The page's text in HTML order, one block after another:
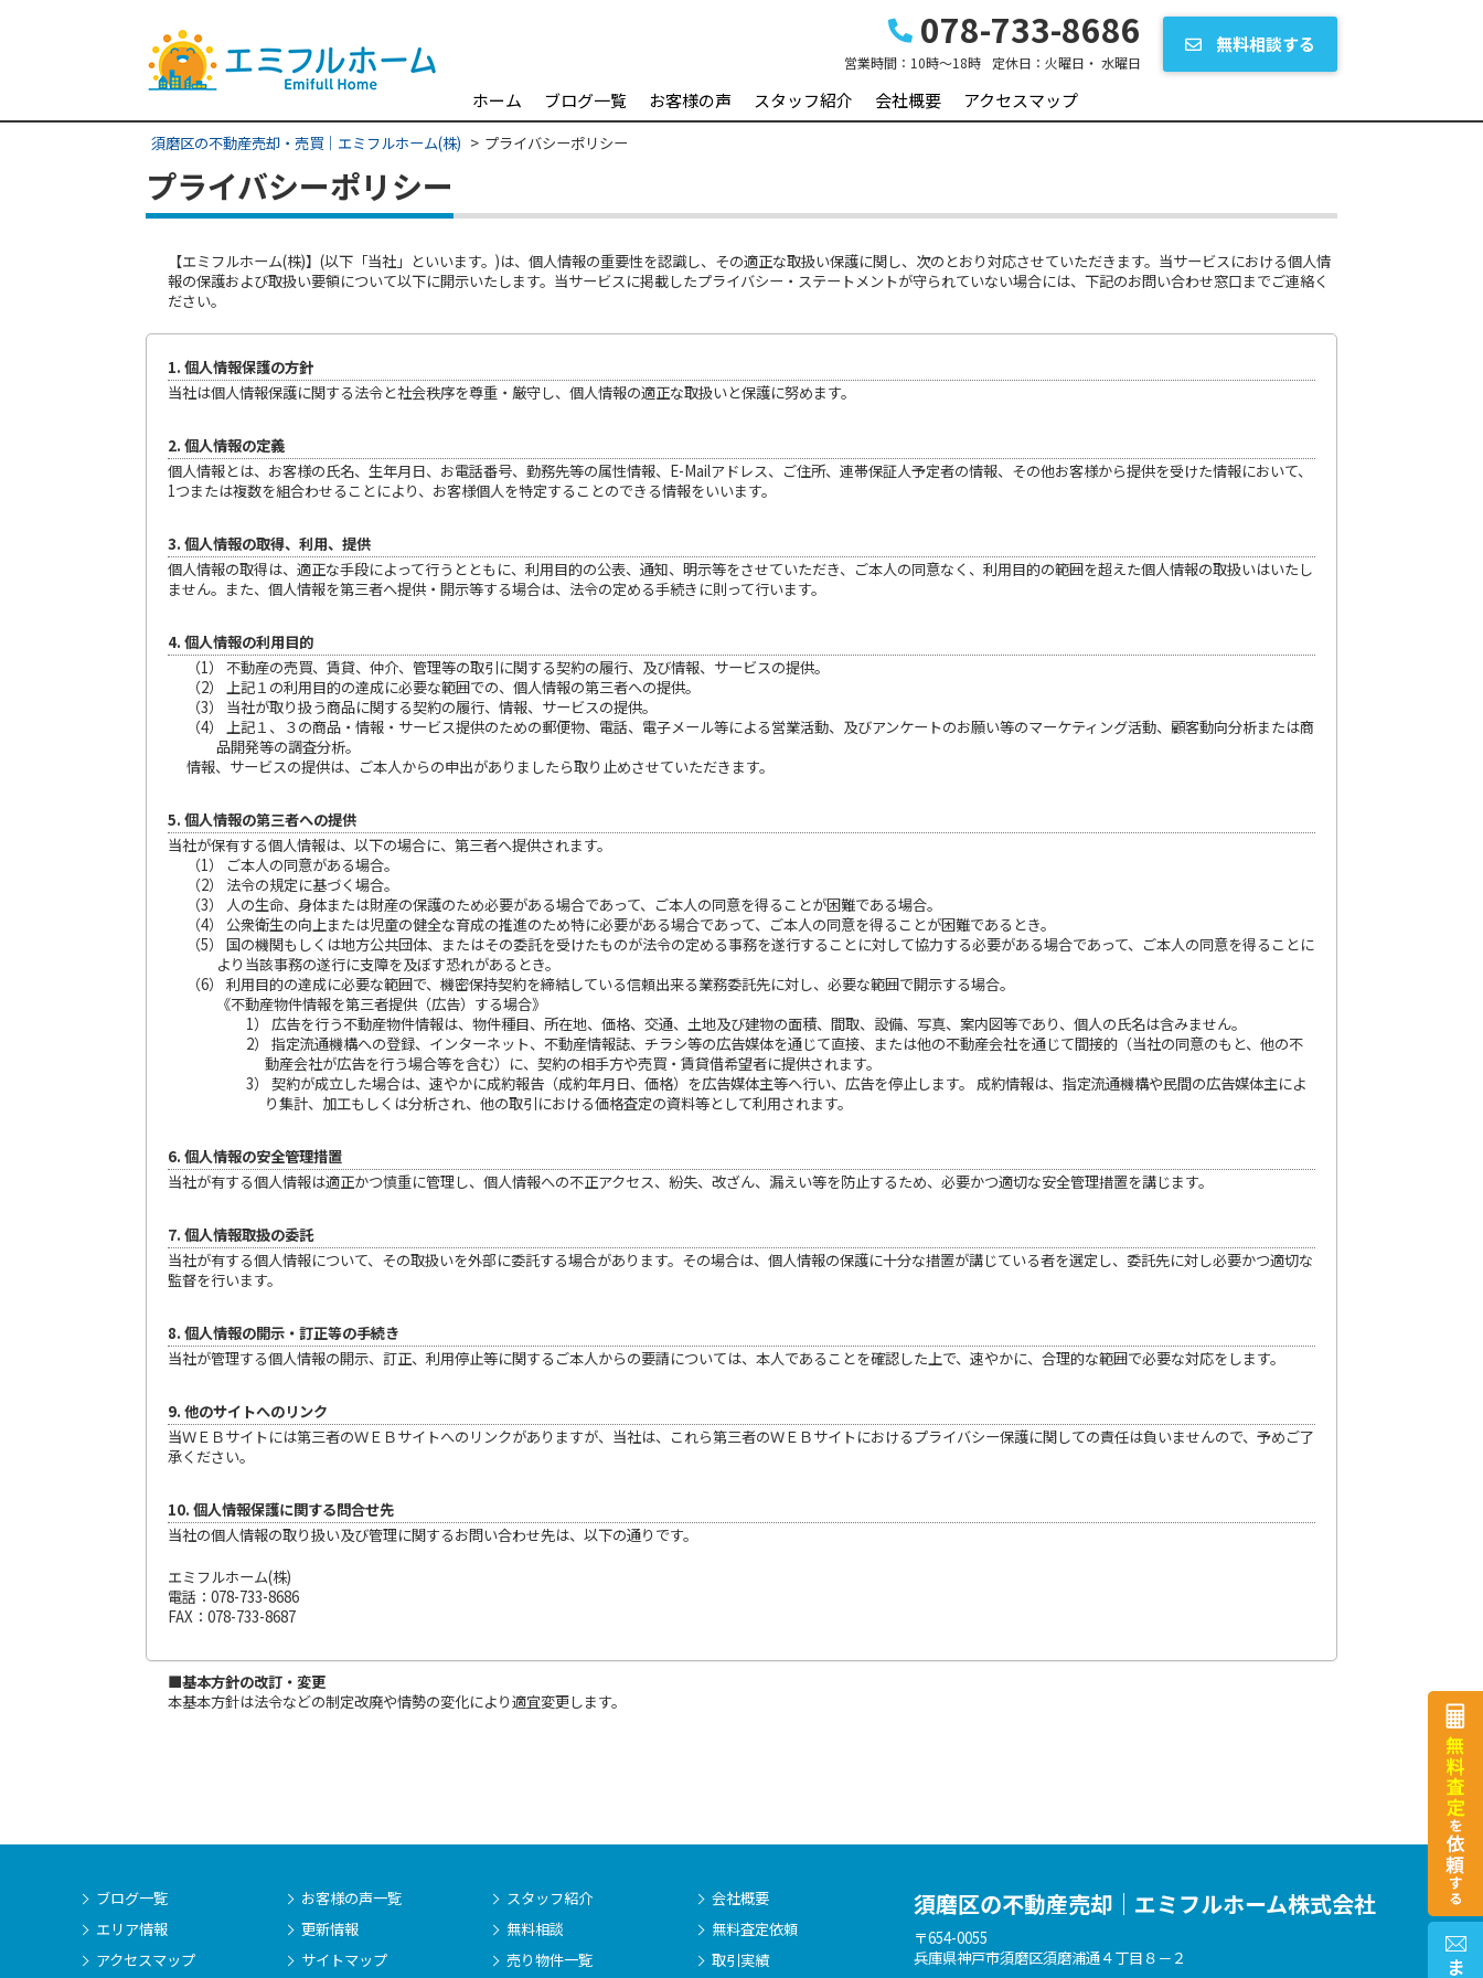
078-733-8686
営業時間： 10時～18時 定休日： 火曜日・ 水曜日
無料相談する
ホーム ブログ一覧 お客様の声 スタッフ紹介 会社概要 アクセスマップ
須磨区の不動産売却・売買｜エミフルホーム(株) プライバシーポリシー
プライバシーポリシー
【エミフルホーム(株)】(以下「当社」といいます。)は、個人情報の重要性を認識し、その適正な取扱い保護に関し、次のとおり対応させていただきます。当サービスにおける個人情
報の保護および取扱い要領について以下に開示いたします。当サービスに掲載したプライバシー・ステートメントが守られていない場合には、下記のお問い合わせ窓口までご連絡く
ださい。
1. 個人情報保護の方針
当社は個人情報保護に関する法令と社会秩序を尊重・厳守し、個人情報の適正な取扱いと保護に努めます。
2. 個人情報の定義
個人情報とは、お客様の氏名、生年月日、お電話番号、勤務先等の属性情報、E-Mailアドレス、ご住所、連帯保証人予定者の情報、その他お客様から提供を受けた情報において、
1つまたは複数を組合わせることにより、お客様個人を特定することのできる情報をいいます。
3. 個人情報の取得、利用、提供
個人情報の取得は、適正な手段によって行うとともに、利用目的の公表、通知、明示等をさせていただき、ご本人の同意なく、利用目的の範囲を超えた個人情報の取扱いはいたし
ません。また、個人情報を第三者へ提供・開示等する場合は、法令の定める手続きに則って行います。
4. 個人情報の利用目的
（1） 不動産の売買、賃貸、仲介、管理等の取引に関する契約の履行、及び情報、サービスの提供。
（2） 上記１の利用目的の達成に必要な範囲での、個人情報の第三者への提供。
（3） 当社が取り扱う商品に関する契約の履行、情報、サービスの提供。
（4） 上記１、３の商品・情報・サービス提供のための郵便物、電話、電子メール等による営業活動、及びアンケートのお願い等のマーケティング活動、顧客動向分析または商
品開発等の調査分析。
情報、サービスの提供は、ご本人からの申出がありましたら取り止めさせていただきます。
5. 個人情報の第三者への提供
当社が保有する個人情報は、以下の場合に、第三者へ提供されます。
（1） ご本人の同意がある場合。
（2） 法令の規定に基づく場合。
（3） 人の生命、身体または財産の保護のため必要がある場合であって、ご本人の同意を得ることが困難である場合。
（4） 公衆衛生の向上または児童の健全な育成の推進のため特に必要がある場合であって、ご本人の同意を得ることが困難であるとき。
（5） 国の機関もしくは地方公共団体、またはその委託を受けたものが法令の定める事務を遂行することに対して協力する必要がある場合であって、ご本人の同意を得ることに
より当該事務の遂行に支障を及ぼす恐れがあるとき。
（6） 利用目的の達成に必要な範囲で、機密保持契約を締結している信頼出来る業務委託先に対し、必要な範囲で開示する場合。
《不動産物件情報を第三者提供（広告）する場合》
1） 広告を行う不動産物件情報は、物件種目、所在地、価格、交通、土地及び建物の面積、間取、設備、写真、案内図等であり、個人の氏名は含みません。
2） 指定流通機構への登録、インターネット、不動産情報誌、チラシ等の広告媒体を通じて直接、または他の不動産会社を通じて間接的（当社の同意のもと、他の不
動産会社が広告を行う場合等を含む）に、契約の相手方や売買・賃貸借希望者に提供されます。
3） 契約が成立した場合は、速やかに成約報告（成約年月日、価格）を広告媒体主等へ行い、広告を停止します。 成約情報は、指定流通機構や民間の広告媒体主によ
り集計、加工もしくは分析され、他の取引における価格査定の資料等として利用されます。
6. 個人情報の安全管理措置
当社が有する個人情報は適正かつ慎重に管理し、個人情報への不正アクセス、紛失、改ざん、漏えい等を防止するため、必要かつ適切な安全管理措置を講じます。
7. 個人情報取扱の委託
当社が有する個人情報について、その取扱いを外部に委託する場合があります。その場合は、個人情報の保護に十分な措置が講じている者を選定し、委託先に対し必要かつ適切な
監督を行います。
8. 個人情報の開示・訂正等の手続き
当社が管理する個人情報の開示、訂正、利用停止等に関するご本人からの要請については、本人であることを確認した上で、速やかに、合理的な範囲で必要な対応をします。
9. 他のサイトへのリンク
当ＷＥＢサイトには第三者のＷＥＢサイトへのリンクがありますが、当社は、これら第三者のＷＥＢサイトにおけるプライバシー保護に関しての責任は負いませんので、予めご了
承ください。
10. 個人情報保護に関する問合せ先
当社の個人情報の取り扱い及び管理に関するお問い合わせ先は、以下の通りです。
エミフルホーム(株)
電話：078-733-8686
FAX：078-733-8687
■基本方針の改訂・変更
本基本方針は法令などの制定改廃や情勢の変化により適宜変更します。
ブログ一覧
エリア情報
アクセスマップ
お客様の声一覧
更新情報
サイトマップ
スタッフ紹介
無料相談
売り物件一覧
会社概要
無料査定依頼
取引実績
須磨区の不動産売却｜エミフルホーム株式会社
〒654-0055
兵庫県神戸市須磨区須磨浦通４丁目８－２